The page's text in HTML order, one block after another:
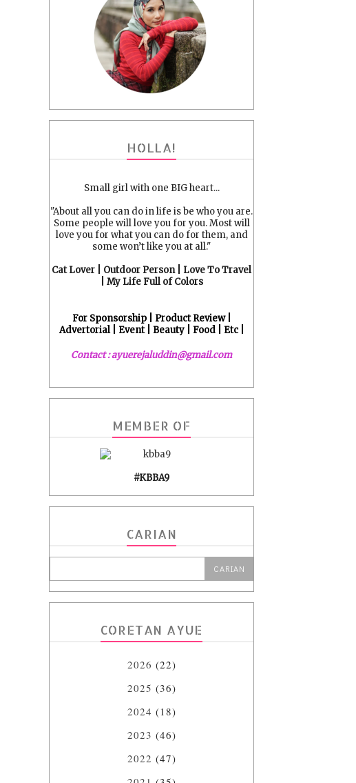
HOLLA!
Small girl with one BIG heart...
"About all you can do in life is be who you are.
Some people will love you for you. Most will
love you for what you can do for them, and
some won’t like you at all."
Cat Lover | Outdoor Person | Love To Travel
| My Life Full of Colors
For Sponsorship | Product Review |
Advertorial | Event | Beauty | Food | Etc |
Contact : ayuerejaluddin@gmail.com
MEMBER OF
#KBBA9
CARIAN
CORETAN AYUE
2026 (22)
2025 (36)
2024 (18)
2023 (46)
2022 (47)